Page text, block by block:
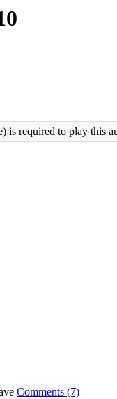
is required to play this
Comments (7)